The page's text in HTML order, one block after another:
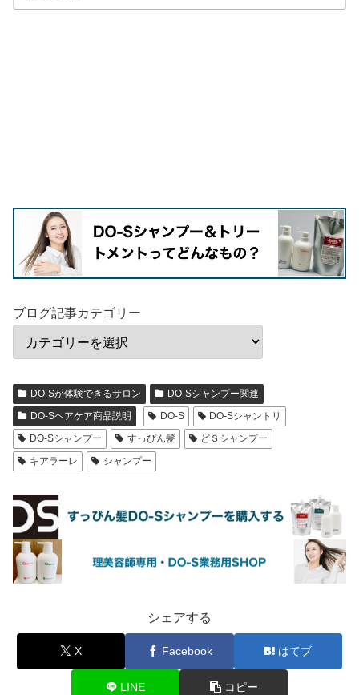
ブログ記事カテゴリー
DO-Sが体験できるサロン
DO-Sシャンプー関連
DO-Sヘアケア商品説明
DO-S
DO-Sシャントリ
DO-Sシャンプー
すっぴん髪
どＳシャンプー
キアラーレ
シャンプー
シェアする
X Facebook はてブ
LINE コピー